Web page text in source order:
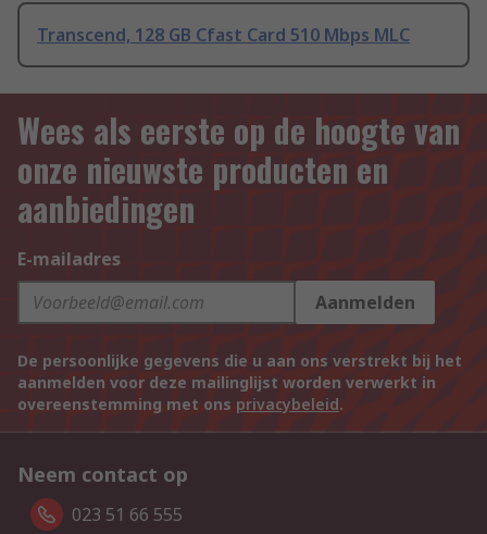
Transcend, 128 GB Cfast Card 510 Mbps MLC
Wees als eerste op de hoogte van
onze nieuwste producten en
aanbiedingen
E-mailadres
Aanmelden
De persoonlijke gegevens die u aan ons verstrekt bij het
aanmelden voor deze mailinglijst worden verwerkt in
overeenstemming met ons privacybeleid.
Neem contact op
023 51 66 555